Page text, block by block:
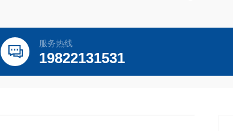
服务热线
19822131531